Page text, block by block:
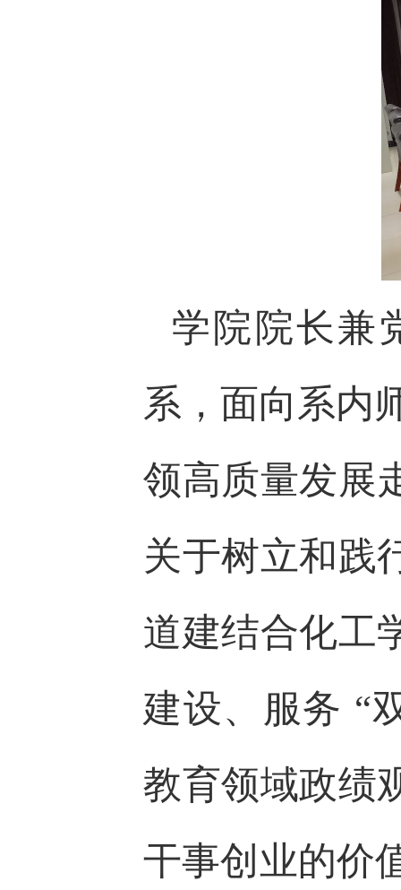
学院院长兼
系，面向系内
领高质量发展
关于树立和践
道建结合化工
建设、服务 “
教育领域政绩
干事创业的价